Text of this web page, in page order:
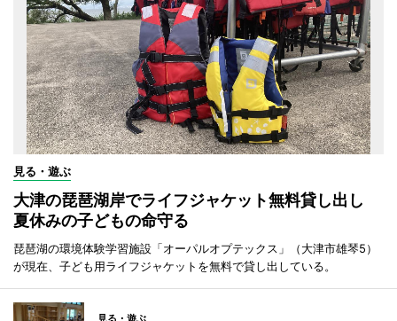
見る・遊ぶ
大津の琵琶湖岸でライフジャケット無料貸し出し
夏休みの子どもの命守る
琵琶湖の環境体験学習施設「オーパルオプテックス」（大津市雄琴5）
が現在、子ども用ライフジャケットを無料で貸し出している。